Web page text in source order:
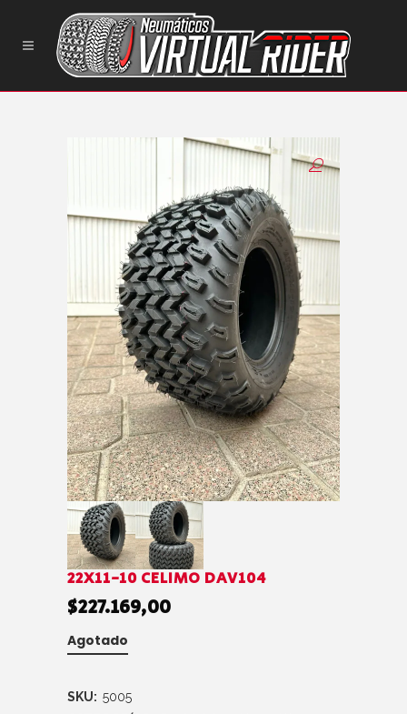
22X11-10 CELIMO DAV104
$227.169,00
Agotado
SKU: 5005